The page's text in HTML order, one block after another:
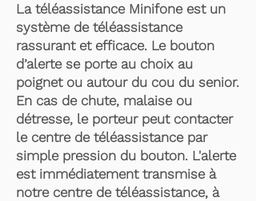
La téléassistance Minifone est un
système de téléassistance
rassurant et efficace. Le bouton
d’alerte se porte au choix au
poignet ou autour du cou du senior.
En cas de chute, malaise ou
détresse, le porteur peut contacter
le centre de téléassistance par
simple pression du bouton. L'alerte
est immédiatement transmise à
notre centre de téléassistance, à